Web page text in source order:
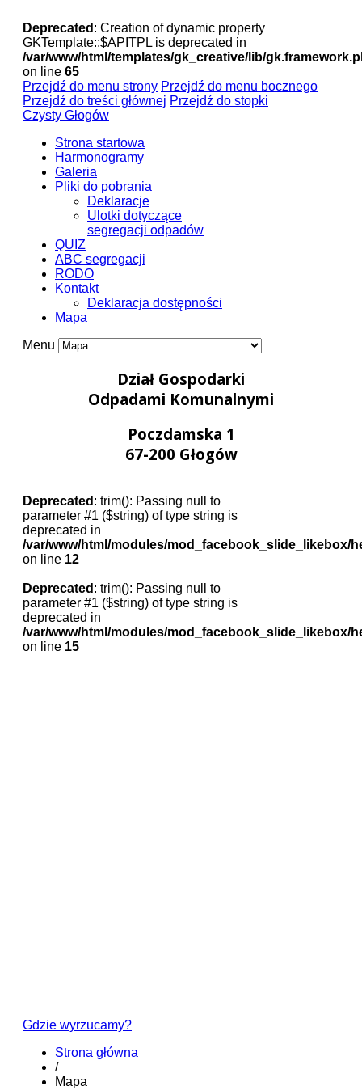
Deprecated : Creation of dynamic property
GKTemplate::$APITPL is deprecated in
/var/www/html/templates/gk_creative/lib/
on line 65
Przejdź do menu strony Przejdź do menu bocznego
Przejdź do treści głównej Przejdź do stopki
Czysty Głogów
Strona startowa
Harmonogramy
Galeria
Pliki do pobrania
Deklaracje
Ulotki dotyczące
segregacji odpadów
QUIZ
ABC segregacji
RODO
Kontakt
Deklaracja dostępności
Mapa
Menu
Dział Gospodarki
Odpadami Komunalnymi
Poczdamska 1
67-200 Głogów
Deprecated : trim(): Passing null to
parameter #1 ($string) of type string is
deprecated in
/var/www/html/modules/mod_facebook_slide_likebox/
on line 12
Deprecated : trim(): Passing null to
parameter #1 ($string) of type string is
deprecated in
/var/www/html/modules/mod_facebook_slide_likebox/
on line 15
Gdzie wyrzucamy?
Strona główna
/
Mapa